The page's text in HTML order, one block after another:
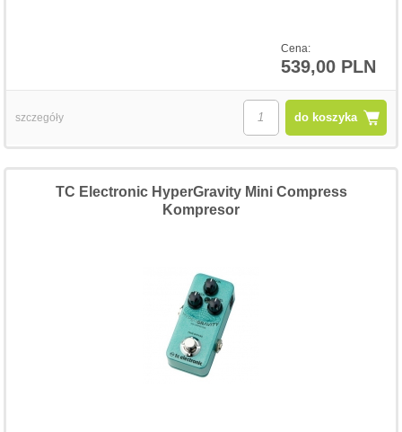
Cena:
539,00 PLN
do koszyka
szczegóły
TC Electronic HyperGravity Mini Compress
Kompresor